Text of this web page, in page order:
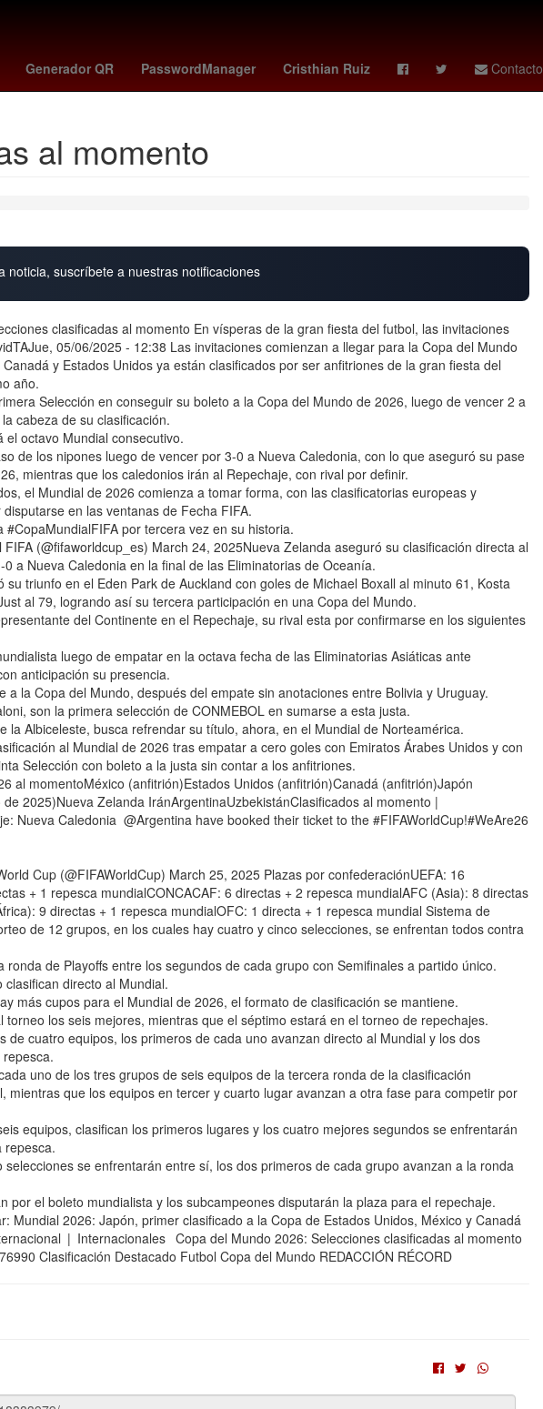
Generador QR PasswordManager Cristhian Ruiz Contacto
Inmueble Club Atlético Peñarol Amenaza
al momento
noticia, suscríbete a nuestras notificaciones
clasificadas al momento En vísperas de la gran fiesta del futbol, las invitaciones
05/06/2025 - 12:38 Las invitaciones comienzan a llegar para la Copa del Mundo
y Estados Unidos ya están clasificados por ser anfitriones de la gran fiesta del
año.
Selección en conseguir su boleto a la Copa del Mundo de 2026, luego de vencer 2 a
cabeza de su clasificación.
el octavo Mundial consecutivo.
de los nipones luego de vencer por 3-0 a Nueva Caledonia, con lo que aseguró su pase
mientras que los caledonios irán al Repechaje, con rival por definir.
el Mundial de 2026 comienza a tomar forma, con las clasificatorias europeas y
en las ventanas de Fecha FIFA.
#CopaMundialFIFA por tercera vez en su historia.
(@fifaworldcup_es) March 24, 2025Nueva Zelanda aseguró su clasificación directa al
a Nueva Caledonia en la final de las Eliminatorias de Oceanía.
su triunfo en el Eden Park de Auckland con goles de Michael Boxall al minuto 61, Kosta
al 79, logrando así su tercera participación en una Copa del Mundo.
del Continente en el Repechaje, su rival esta por confirmarse en los siguientes
luego de empatar en la octava fecha de las Eliminatorias Asiáticas ante
anticipación su presencia.
a la Copa del Mundo, después del empate sin anotaciones entre Bolivia y Uruguay.
son la primera selección de CONMEBOL en sumarse a esta justa.
la Albiceleste, busca refrendar su título, ahora, en el Mundial de Norteamérica.
al Mundial de 2026 tras empatar a cero goles con Emiratos Árabes Unidos y con
Selección con boleto a la justa sin contar a los anfitriones.
al momentoMéxico (anfitrión)Estados Unidos (anfitrión)Canadá (anfitrión)Japón
2025)Nueva Zelanda IránArgentinaUzbekistánClasificados al momento |
Nueva Caledonia @Argentina have booked their ticket to the #FIFAWorldCup!#WeAre26
Cup (@FIFAWorldCup) March 25, 2025 Plazas por confederaciónUEFA: 16
+ 1 repesca mundialCONCACAF: 6 directas + 2 repesca mundialAFC (Asia): 8 directas
9 directas + 1 repesca mundialOFC: 1 directa + 1 repesca mundial Sistema de
de 12 grupos, en los cuales hay cuatro y cinco selecciones, se enfrentan todos contra
ronda de Playoffs entre los segundos de cada grupo con Semifinales a partido único.
directo al Mundial.
más cupos para el Mundial de 2026, el formato de clasificación se mantiene.
torneo los seis mejores, mientras que el séptimo estará en el torneo de repechajes.
de cuatro equipos, los primeros de cada uno avanzan directo al Mundial y los dos
uno de los tres grupos de seis equipos de la tercera ronda de la clasificación
mientras que los equipos en tercer y cuarto lugar avanzan a otra fase para competir por
equipos, clasifican los primeros lugares y los cuatro mejores segundos se enfrentarán
repesca.
se enfrentarán entre sí, los dos primeros de cada grupo avanzan a la ronda
por el boleto mundialista y los subcampeones disputarán la plaza para el repechaje.
Mundial 2026: Japón, primer clasificado a la Copa de Estados Unidos, México y Canadá
| Internacionales Copa del Mundo 2026: Selecciones clasificadas al momento
Clasificación Destacado Futbol Copa del Mundo REDACCIÓN RÉCORD